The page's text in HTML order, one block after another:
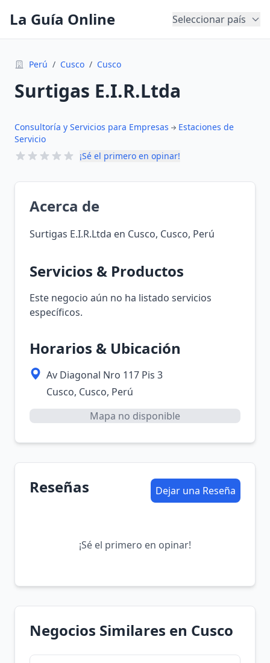
La Guía Online Seleccionar país
Perú / Cusco / Cusco
Surtigas E.I.R.Ltda
Consultoría y Servicios para Empresas
Estaciones de
Servicio
¡Sé el primero en opinar!
Acerca de
Surtigas E.I.R.Ltda en Cusco, Cusco, Perú
Servicios & Productos
Este negocio aún no ha listado servicios
específicos.
Horarios & Ubicación
Av Diagonal Nro 117 Pis 3
Cusco, Cusco, Perú
Mapa no disponible
Reseñas Dejar una Reseña
¡Sé el primero en opinar!
Negocios Similares en Cusco